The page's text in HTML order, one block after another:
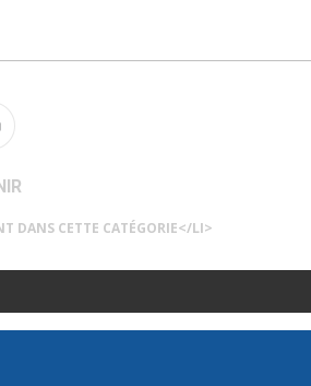
DANS CETTE CATÉGORIE</LI>